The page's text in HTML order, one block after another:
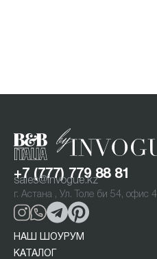
+7 (777) 779 88 81
sales@invogue.kz
г. Астана , Ул. Толе би 54, офис 4
НАШ ШОУРУМ
КАТАЛОГ